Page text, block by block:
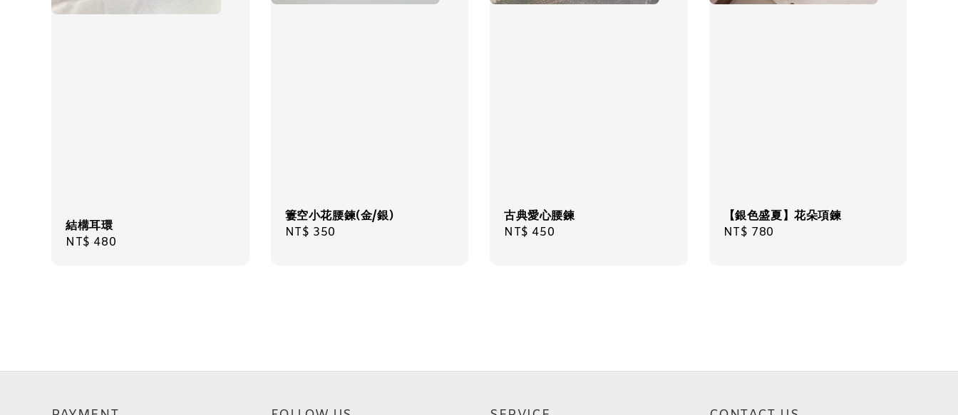
結構耳環
Regular
NT$ 480
簍空小花腰鍊(金/銀)
Regular
NT$ 350
古典愛心腰鍊
Regular
NT$ 450
【銀色盛夏】花朵項鍊
Regular
NT$ 780